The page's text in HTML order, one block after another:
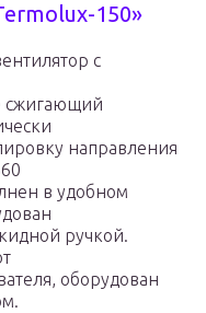
150»
с
сжигающий
направления
в удобном
ручкой.
оборудован